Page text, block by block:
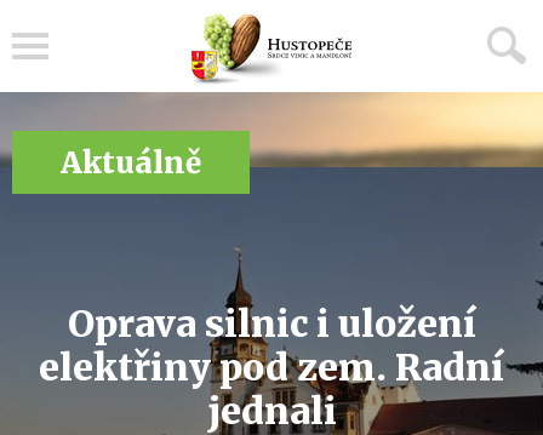
Aktuálně
Oprava silnic i uložení
elektřiny pod zem. Radní
jednali